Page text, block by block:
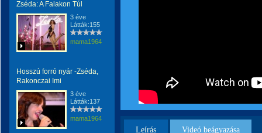
Zséda: A Falakon Túl
3 éve
Látták:155
mama1964
Hosszú forró nyár -Zséda,
Rakonczai Imi
3 éve
Látták:137
mama1964
Leírás Videó beágyazása